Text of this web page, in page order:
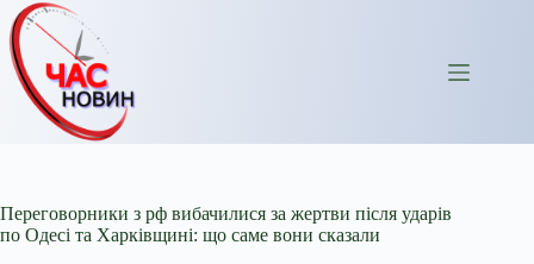
Перейти
до
вмісту
Переговорники з рф вибачилися за жертви після ударів
по Одесі та Харківщині: що саме вони сказали